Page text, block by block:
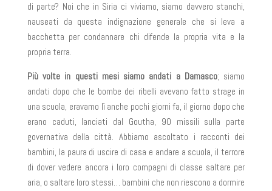
di parte? Noi che in Siria ci viviamo, siamo davvero stanchi,
nauseati da questa indignazione generale che si leva a
bacchetta per condannare chi difende la propria vita e la
propria terra.
Più volte in questi mesi siamo andati a Damasco; siamo
andati dopo che le bombe dei ribelli avevano fatto strage in
una scuola, eravamo lì anche pochi giorni fa, il giorno dopo che
erano caduti, lanciati dal Goutha, 90 missili sulla parte
governativa della città. Abbiamo ascoltato i racconti dei
bambini, la paura di uscire di casa e andare a scuola, il terrore
di dover vedere ancora i loro compagni di classe saltare per
aria, o saltare loro stessi… bambini che non riescono a dormire